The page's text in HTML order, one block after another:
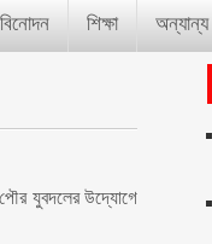
বিনোদন শিক্ষা অন্যান্য
পৌর যুবদলের উদ্যোগে